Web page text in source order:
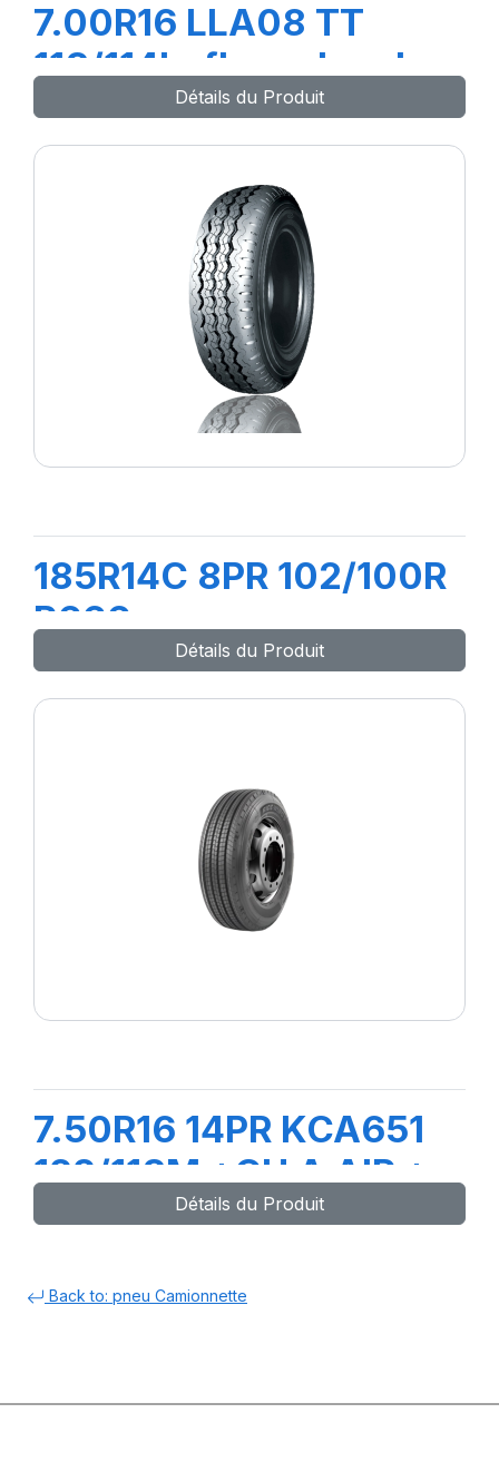
7.00R16 LLA08 TT
118/114L+flap+chambre
à air
Détails du Produit
185R14C 8PR 102/100R
R666
Détails du Produit
7.50R16 14PR KCA651
122/118M +CH A AIR +
FLAP
Détails du Produit
Back to: pneu Camionnette